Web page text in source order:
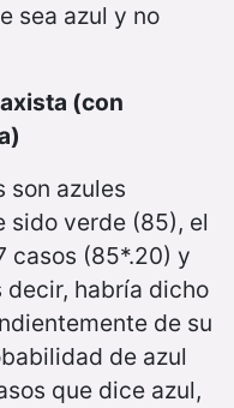
sea azul y no
(con
son azules
sido verde (85), el
casos (85*.20) y
decir, habría dicho
de su
de azul
que dice azul,